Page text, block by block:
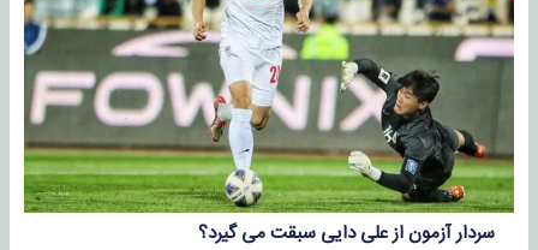
سردار آزمون از علی دایی سبقت می گیرد؟